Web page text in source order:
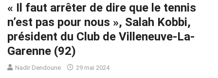
« Il faut arrêter de dire que le tennis
n’est pas pour nous », Salah Kobbi,
président du Club de Villeneuve-La-
Garenne (92)
Nadir Dendoune 29 mai 2024